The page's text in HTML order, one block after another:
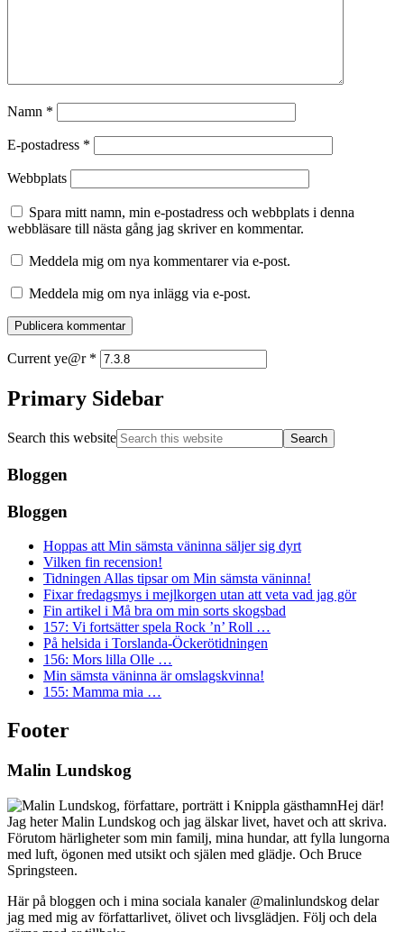
Namn *
E-postadress *
Webbplats
Spara mitt namn, min e-postadress och webbplats i denna
webbläsare till nästa gång jag skriver en kommentar.
Meddela mig om nya kommentarer via e-post.
Meddela mig om nya inlägg via e-post.
Current ye@r *
Primary Sidebar
Search this website
Bloggen
Bloggen
Hoppas att Min sämsta väninna säljer sig dyrt
Vilken fin recension!
Tidningen Allas tipsar om Min sämsta väninna!
Fixar fredagsmys i mejlkorgen utan att veta vad jag gör
Fin artikel i Må bra om min sorts skogsbad
157: Vi fortsätter spela Rock ’n’ Roll …
På helsida i Torslanda-Öckerötidningen
156: Mors lilla Olle …
Min sämsta väninna är omslagskvinna!
155: Mamma mia …
Footer
Malin Lundskog
Hej där!
Jag heter Malin Lundskog och jag älskar livet, havet och att skriva.
Förutom härligheter som min familj, mina hundar, att fylla lungorna
med luft, ögonen med utsikt och själen med glädje. Och Bruce
Springsteen.
Här på bloggen och i mina sociala kanaler @malinlundskog delar
jag med mig av författarlivet, ölivet och livsglädjen. Följ och dela